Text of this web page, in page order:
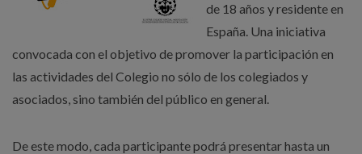
de 18 años y residente en
España. Una iniciativa
convocada con el objetivo de promover la participación en
las actividades del Colegio no sólo de los colegiados y
asociados, sino también del público en general.
De este modo, cada participante podrá presentar hasta un